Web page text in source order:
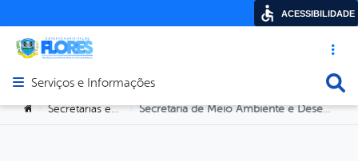
Acesso
Abrir menu principal de navegação
Serviços e Informações
Você está aqui:
> Secretarias e Orgãos > Secretaria de Meio Ambiente e Desenvolvimento Sustentável
ACESSIBILIDADE